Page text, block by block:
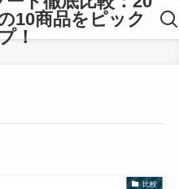
10商品をピック
！
比較